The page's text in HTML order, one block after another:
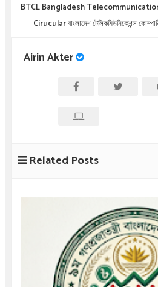
BTCL Bangladesh
Cirucular বাংলাদেশ টেলিকমিউনিকেশন্স
Airin Akter
Related Posts